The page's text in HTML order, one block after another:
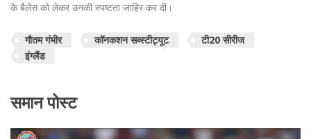
के बैलेंस को लेकर उनकी स्पष्टता जाहिर कर दी।
गौतम गंभीर कॉनकशन सब्स्टीट्यूट
टी20 सीरीज
इंग्लैंड
समान पोस्ट